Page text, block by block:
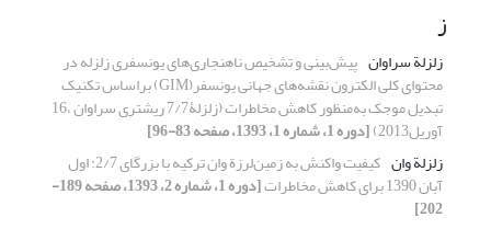
ز
زلزلة سراوان پیش‌بینی و تشخیص ناهنجاری‌های یونسفری زلزله در
محتوای کلی الکترون نقشه‌های جهانی یونسفر(GIM) براساس تکنیک
تبدیل موجک به‌منظور کاهش مخاطرات (زلزلۀ7/7 ریشتری سراوان ،16
آوریل2013)
[دوره 1، شماره 1، 1393، صفحه 83-96]
زلزلة وان
کیفیت واکنش به زمین‌لرزة وان ترکیه با بزرگای 2/7: اول
آبان 1390 برای کاهش مخاطرات [دوره 1، شماره 2، 1393، صفحه 189-
202]